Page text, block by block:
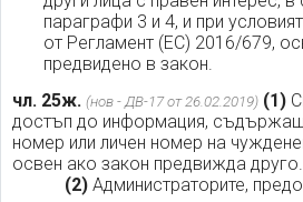
параграфи 3 и 4, и при
от Регламент (ЕС) 2016/679,
предвидено в закон.
чл. 25ж. (нов - ДВ-17 от 26.02.2019) (1)
достъп до информация,
номер или личен номер на
освен ако закон предвижда друго.
(2) Администраторите,